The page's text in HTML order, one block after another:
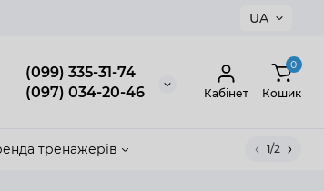
UA
(099) 335-31-74
(097) 034-20-46
Кабінет
0
Кошик
тренажерів 1/2